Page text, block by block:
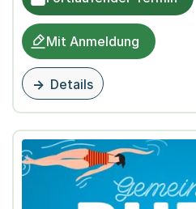
Mit Anmeldung
Details
zu dieser Veranstaltung